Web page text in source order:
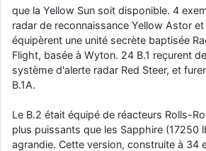
que la Yellow Sun soit disponible. 4
radar de reconnaissance Yellow Astor
équipèrent une unité secrète baptisée
Flight, basée à Wyton. 24 B.1 reçurent
système d'alerte radar Red Steer, et
B.1A.
Le B.2 était équipé de réacteurs Rolls-
plus puissants que les Sapphire (17250
agrandie. Cette version, construite à 34